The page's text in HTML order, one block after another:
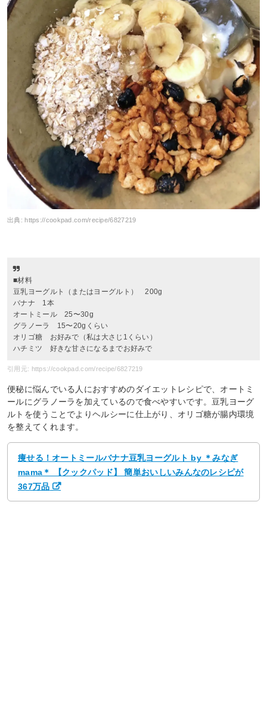
出典:https://cookpad.com/recipe/6827219
■材料
豆乳ヨーグルト（またはヨーグルト） 200g
バナナ 1本
オートミール 25〜30g
グラノーラ 15〜20gくらい
オリゴ糖 お好みで（私は大さじ1くらい）
ハチミツ 好きな甘さになるまでお好みで
引用元: https://cookpad.com/recipe/6827219
便秘に悩んでいる人におすすめのダイエットレシピで、オートミ
ールにグラノーラを加えているので食べやすいです。豆乳ヨーグ
ルトを使うことでよりヘルシーに仕上がり、オリゴ糖が腸内環境
を整えてくれます。
痩せる！オートミールバナナ豆乳ヨーグルト by ＊みなぎ
mama＊ 【クックパッド】 簡単おいしいみんなのレシピが
367万品